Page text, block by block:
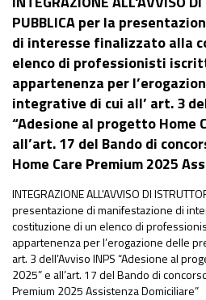
PUBBLICA per la
di interesse finalizzato alla
elenco di professionisti
appartenenza per
integrative di cui all’ art. 3
“Adesione al progetto Home
all’art. 17 del Bando di
Home Care Premium 2025
INTEGRAZIONE ALL'AVVISO DI
presentazione di manifestazione di
costituzione di un elenco di
appartenenza per l’erogazione delle
art. 3 dell’Avviso INPS “Adesione al
2025” e all’art. 17 del Bando di
Premium 2025 Assistenza Domiciliare”